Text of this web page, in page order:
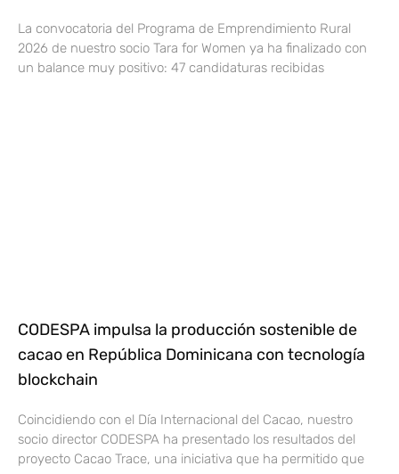
La convocatoria del Programa de Emprendimiento Rural
2026 de nuestro socio Tara for Women ya ha finalizado con
un balance muy positivo: 47 candidaturas recibidas
CODESPA impulsa la producción sostenible de
cacao en República Dominicana con tecnología
blockchain
Coincidiendo con el Día Internacional del Cacao, nuestro
socio director CODESPA ha presentado los resultados del
proyecto Cacao Trace, una iniciativa que ha permitido que